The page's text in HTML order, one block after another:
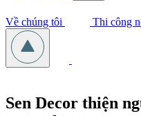
Về chúng tôi Thi công
Sen Decor thiện